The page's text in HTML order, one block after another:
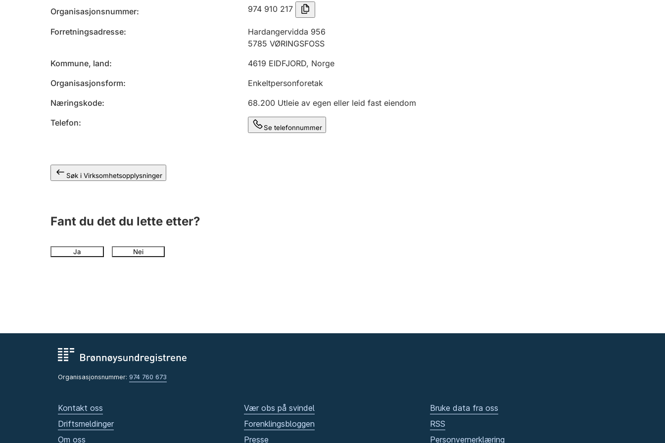
Organisasjonsnummer 974 910 217
Forretningsadresse
Hardangervidda 956
5785 VØRINGSFOSS
Kommune, land
4619 EIDFJORD, Norge
Organisasjonsform
Enkeltpersonforetak
Næringskode
68.200 Utleie av egen eller leid fast eiendom
Telefon
Se telefonnummer
Søk i Virksomhetsopplysninger
Fant du det du lette etter?
Ja Nei
Organisasjonsnummer: 974 760 673
Kontakt oss
Driftsmeldinger
Om oss
Vær obs på svindel
Forenklingsbloggen
Presse
Bruke data fra oss
RSS
Personvernerklæring